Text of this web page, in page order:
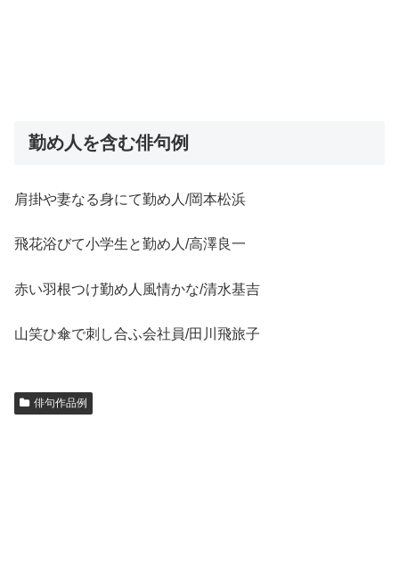
勤め人を含む俳句例
肩掛や妻なる身にて勤め人/岡本松浜
飛花浴びて小学生と勤め人/高澤良一
赤い羽根つけ勤め人風情かな/清水基吉
山笑ひ傘で刺し合ふ会社員/田川飛旅子
俳句作品例